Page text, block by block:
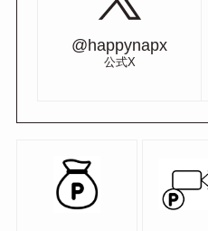
@happynapx
公式X